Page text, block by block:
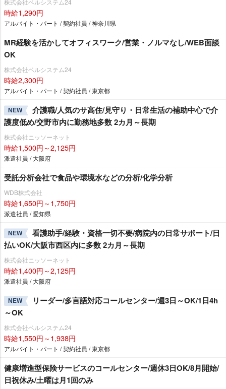
時給1,290円
アルバイト・パート / 契約社員 / 神奈川県
MR経験を活かしてオフィスワーク/営業・ノルマなし/WEB面談
OK
株式会社ベルシステム24
時給2,300円
アルバイト・パート / 契約社員 / 東京都
NEW
介護職/人気のサ高住/見守り・日常生活の補助中心で介
護度低め/交野市内に勤務地多数 2カ月～長期
株式会社ニッソーネット
時給1,500円～2,125円
派遣社員 / 大阪府
受託分析会社で食品や環境水などの分析/化学分析
WDB株式会社
時給1,650円～1,750円
派遣社員 / 愛知県
NEW
看護助手/経験・資格一切不要/病院内の日常サポート/日
払いOK/大阪市西区内に多数 2カ月～長期
株式会社ニッソーネット
時給1,400円～2,125円
派遣社員 / 大阪府
NEW
リーダー/多言語対応コールセンター/週3日～OK/1日4h
～OK
株式会社ベルシステム24
時給1,550円～1,938円
アルバイト・パート / 契約社員 / 東京都
健康増進型保険サービスのコールセンター/週休3日OK/8月開始/
日祝休み/土曜は月1回のみ